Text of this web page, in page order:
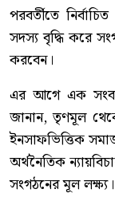
পরবর্তীতে
সদস্য বৃদ্ধি করে
করবেন।
এর আগে এক
জানান, তৃণমূল
ইনসাফভিত্তিক
অর্থনৈতিক
সংগঠনের মূল লক্ষ্য।